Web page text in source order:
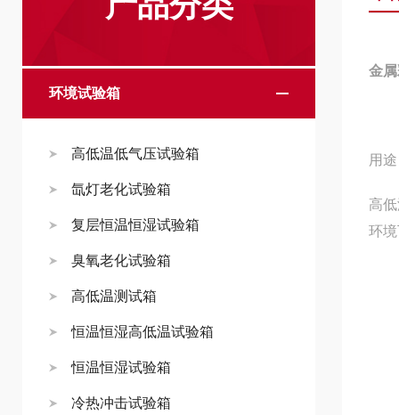
环境试验箱
高低温低气压试验箱
氙灯老化试验箱
复层恒温恒湿试验箱
臭氧老化试验箱
高低温测试箱
恒温恒湿高低温试验箱
恒温恒湿试验箱
冷热冲击试验箱
金
用
高
环